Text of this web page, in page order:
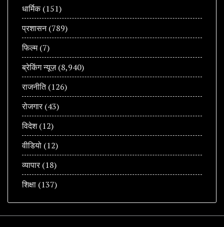
धार्मिक(151)
प्रशासन(789)
फिल्म(7)
ब्रेकिंग न्यूज़(8,940)
राजनीति(126)
रोजगार(43)
विदेश(12)
वीडियो (12)
व्यापार(18)
शिक्षा (137)